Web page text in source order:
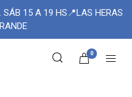
15 A 19 HS📍LAS HERAS
0